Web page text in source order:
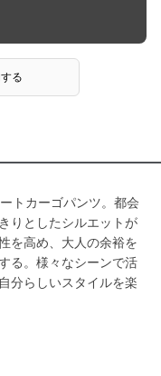
る
トカーゴパンツ。都会
りとしたシルエットが
を高め、大人の余裕を
る。様々なシーンで活
分らしいスタイルを楽